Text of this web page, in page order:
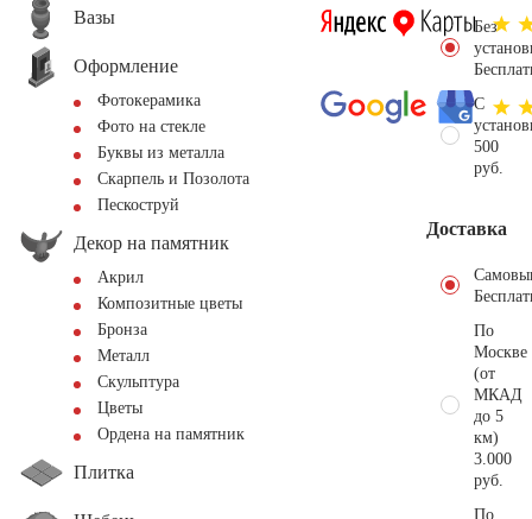
Вазы
Оформление
Фотокерамика
Фото на стекле
Буквы из металла
Скарпель и Позолота
Пескоструй
Декор на памятник
Акрил
Композитные цветы
Бронза
Металл
Скульптура
Цветы
Ордена на памятник
Плитка
Без
С
500
руб.
Доставка
По
Москве
(от
МКАД
до 5
км)
3.000
руб.
По